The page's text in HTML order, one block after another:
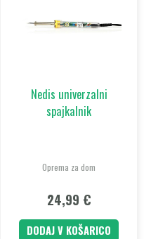
Nedis univerzalni
spajkalnik
Oprema za dom
24,99 €
DODAJ V KOŠARICO